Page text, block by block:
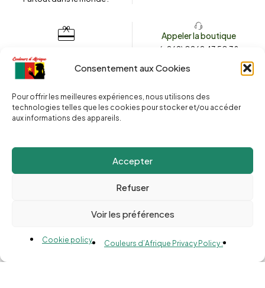
Consentement aux Cookies
Pour offrir les meilleures expériences, nous utilisons des
technologies telles que les cookies pour stocker et/ou accéder
aux informations des appareils.
Accepter
Refuser
Voir les préférences
Cookie policy Couleurs d’Afrique Privacy Policy :
couleursdafrique974.com
Appeler la boutique
(+262) 0262 43 50 38
2025 © Copyright Couleurs d’Afrique 974. Tous droits réservés.